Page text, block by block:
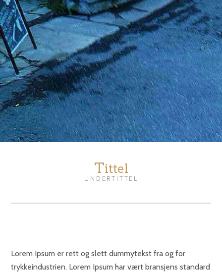
T
ittel
UNDERTITTEL
Lorem Ipsum er rett og slett dummytekst fra og for
trykkeindustrien. Lorem Ipsum har vært bransjens standard